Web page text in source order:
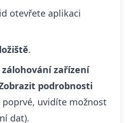
otevřete aplikaci
.
zálohování zařízení
podrobnosti
uvidíte možnost
dat).